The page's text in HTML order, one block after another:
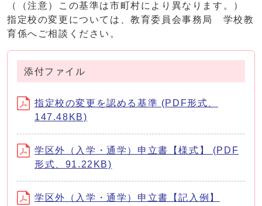
（（注意）この基準は市町村により異なります。）
指定校の変更については、教育委員会事務局 学校教
育係へご相談ください。
添付ファイル
指定校の変更を認める基準 (PDF形式、
147.48KB)
学区外（入学・通学）申立書【様式】 (PDF
形式、91.22KB)
学区外（入学・通学）申立書【記入例】